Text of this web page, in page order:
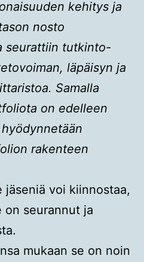
kehitys ja
nosto
seurattiin tutkinto-
läpäisyn ja
Samalla
on edelleen
rakenteen
voi kiinnostaa,
on seurannut ja
mukaan se on noin